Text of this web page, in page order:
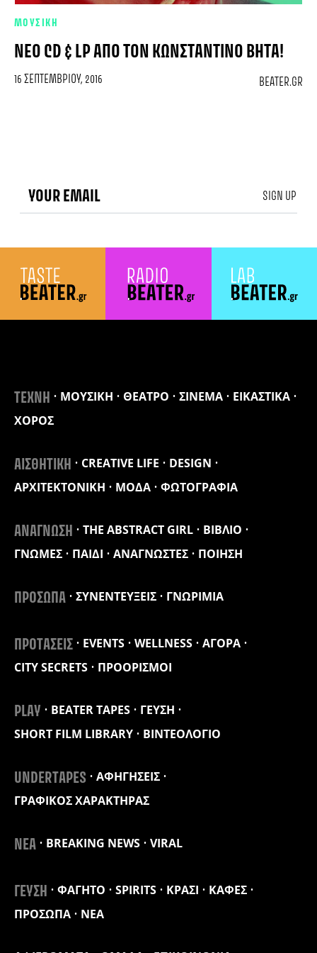
ΜΟΥΣΙΚΗ
ΝΈΟ CD & LP ΑΠΌ ΤΟΝ ΚΩΝΣΤΑΝΤΊΝΟ ΒΉΤΑ!
16 ΣΕΠΤΕΜΒΡΊΟΥ, 2016 BEATER.GR
ΤΕΧΝΗ ΜΟΥΣΙΚΗ ΘΕΑΤΡΟ ΣΙΝΕΜΑ
ΕΙΚΑΣΤΙΚΑ
ΧΟΡΟΣ
ΑΙΣΘΗΤΙΚΗ CREATIVE LIFE
DESIGN
ΑΡΧΙΤΕΚΤΟΝΙΚΗ
ΜΟΔΑ ΦΩΤΟΓΡΑΦΙΑ
ΑΝΑΓΝΩΣΗ THE ABSTRACT GIRL
ΒΙΒΛΙΟ
ΓΝΩΜΕΣ
ΠΑΙΔΙ ΑΝΑΓΝΩΣΤΕΣ ΠΟΙΗΣΗ
ΠΡΟΣΩΠΑ ΣΥΝΕΝΤΕΥΞΕΙΣ ΓΝΩΡΙΜΙΑ
ΠΡΟΤΑΣΕΙΣ EVENTS WELLNESS
ΑΓΟΡΑ
CITY SECRETS
ΠΡΟΟΡΙΣΜΟΙ
PLAY BEATER TAPES
ΓΕΥΣΗ
SHORT FILM LIBRARY
ΒΙΝΤΕΟΛΟΓΙΟ
UNDERTAPES
ΑΦΗΓΗΣΕΙΣ
ΓΡΑΦΙΚΟΣ ΧΑΡΑΚΤΗΡΑΣ
ΝΕΑ BREAKING NEWS VIRAL
ΓΕΥΣΗ ΦΑΓΗΤΟ SPIRITS ΚΡΑΣΙ
ΚΑΦΕΣ
ΠΡΟΣΩΠΑ
ΝΕΑ
SIGN UP